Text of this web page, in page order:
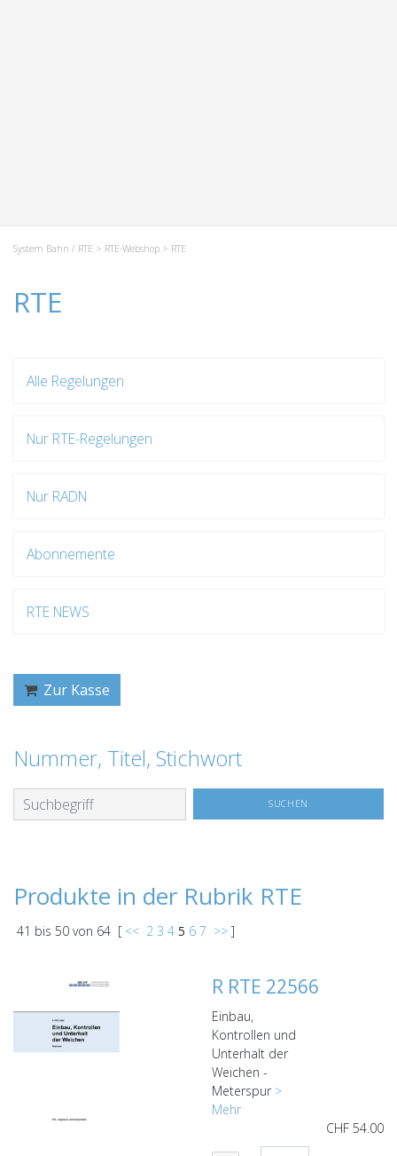
System Bahn / RTE > RTE-Webshop > RTE
RTE
Alle Regelungen
Nur RTE-Regelungen
Nur RADN
Abonnemente
RTE NEWS
Zur Kasse
Nummer, Titel, Stichwort
Produkte in der Rubrik RTE
41 bis 50 von 64 [ << 2 3 4 5 6 7 >>]
R RTE 22566
Einbau,
Kontrollen und
Unterhalt der
Weichen -
Meterspur >
Mehr
CHF 54.00